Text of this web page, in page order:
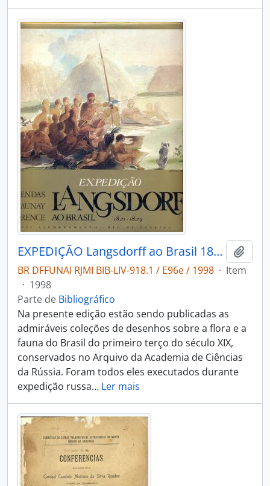
EXPEDIÇÃO Langsdorff ao Brasil 1821-1829
BR DFFUNAI RJMI BIB-LIV-918.1 / E96e / 1998 · Item
· 1998
Parte de Bibliográfico
Na presente edição estão sendo publicadas as
admiráveis coleções de desenhos sobre a flora e a
fauna do Brasil do primeiro terço do século XIX,
conservados no Arquivo da Academia de Ciências
da Rússia. Foram todos eles executados durante
expedição russa… Ler mais